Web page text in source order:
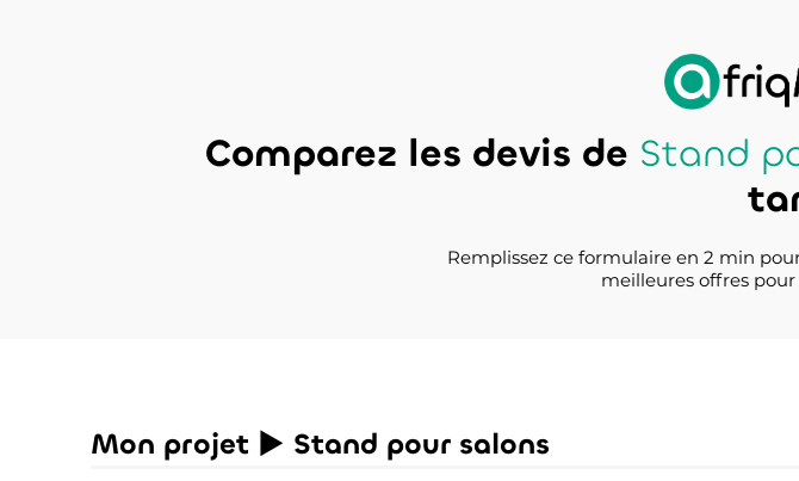
Comparez les devis de Stand
Remplissez ce formulaire en 2 min
meilleures offres
Mon projet ► Stand pour salons